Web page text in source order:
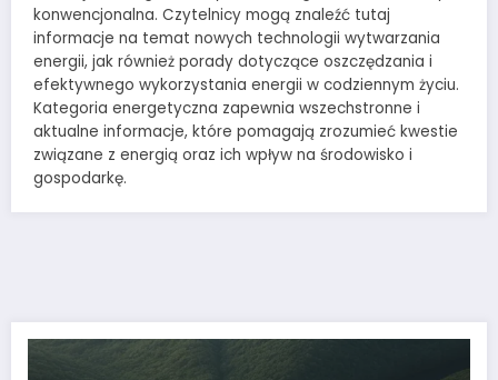
konwencjonalna. Czytelnicy mogą znaleźć tutaj
informacje na temat nowych technologii wytwarzania
energii, jak również porady dotyczące oszczędzania i
efektywnego wykorzystania energii w codziennym życiu.
Kategoria energetyczna zapewnia wszechstronne i
aktualne informacje, które pomagają zrozumieć kwestie
związane z energią oraz ich wpływ na środowisko i
gospodarkę.